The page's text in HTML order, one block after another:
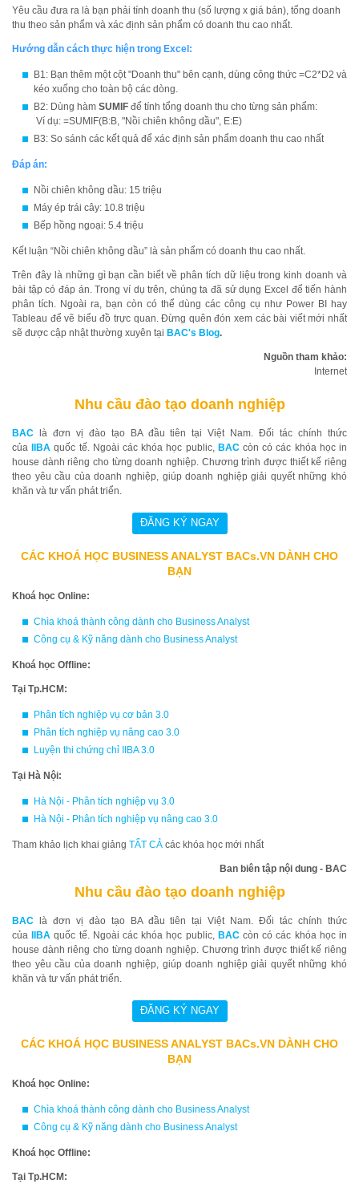
Yêu cầu đưa ra là bạn phải tính doanh thu (số lượng x giá bán), tổng doanh
thu theo sản phẩm và xác định sản phẩm có doanh thu cao nhất.
Hướng dẫn cách thực hiện trong Excel:
B1: Bạn thêm một cột "Doanh thu" bên cạnh, dùng công thức =C2*D2 và
kéo xuống cho toàn bộ các dòng.
B2: Dùng hàm SUMIF để tính tổng doanh thu cho từng sản phẩm:
Ví dụ: =SUMIF(B:B, "Nồi chiên không dầu", E:E)
B3: So sánh các kết quả để xác định sản phẩm doanh thu cao nhất
Đáp án:
Nồi chiên không dầu: 15 triệu
Máy ép trái cây: 10.8 triệu
Bếp hồng ngoại: 5.4 triệu
Kết luận “Nồi chiên không dầu” là sản phẩm có doanh thu cao nhất.
Trên đây là những gì bạn cần biết về phân tích dữ liệu trong kinh doanh và
bài tập có đáp án. Trong ví dụ trên, chúng ta đã sử dụng Excel để tiến hành
phân tích. Ngoài ra, bạn còn có thể dùng các công cụ như Power BI hay
Tableau để vẽ biểu đồ trực quan. Đừng quên đón xem các bài viết mới nhất
sẽ được cập nhật thường xuyên tại BAC's Blog.
Nguồn tham khảo:
Internet
Nhu cầu đào tạo doanh nghiệp
BAC là đơn vị đào tạo BA đầu tiên tại Việt Nam. Đối tác chính thức
của
IIBA quốc tế. Ngoài các khóa học public, BACcòn có các khóa học in
house dành riêng cho từng doanh nghiệp. Chương trình được thiết kế riêng
theo yêu cầu của doanh nghiệp, giúp doanh nghiệp giải quyết những khó
khăn và tư vấn phát triển.
CÁC KHOÁ HỌC BUSINESS ANALYST BACs.VN DÀNH CHO
BẠN
Khoá học Online:
Chìa khoá thành công dành cho Business Analyst
Công cụ & Kỹ năng dành cho Business Analyst
Khoá học Offline:
Tại Tp.HCM:
Phân tích nghiệp vụ cơ bản 3.0
Phân tích nghiệp vụ nâng cao 3.0
Luyện thi chứng chỉ IIBA 3.0
Tại Hà Nội:
Hà Nội - Phân tích nghiệp vụ 3.0
Hà Nội - Phân tích nghiệp vụ nâng cao 3.0
Tham khảo lịch khai giảng TẤT CẢ các khóa học mới nhất
Ban biên tập nội dung - BAC
Nhu cầu đào tạo doanh nghiệp
BAC là đơn vị đào tạo BA đầu tiên tại Việt Nam. Đối tác chính thức
của
IIBA quốc tế. Ngoài các khóa học public, BACcòn có các khóa học in
house dành riêng cho từng doanh nghiệp. Chương trình được thiết kế riêng
theo yêu cầu của doanh nghiệp, giúp doanh nghiệp giải quyết những khó
khăn và tư vấn phát triển.
CÁC KHOÁ HỌC BUSINESS ANALYST BACs.VN DÀNH CHO
BẠN
Khoá học Online:
Chìa khoá thành công dành cho Business Analyst
Công cụ & Kỹ năng dành cho Business Analyst
Khoá học Offline:
Tại Tp.HCM: